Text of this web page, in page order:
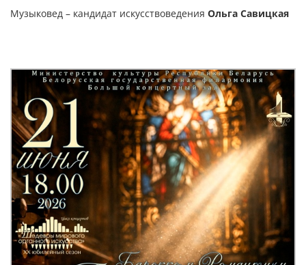
Музыковед – кандидат искусствоведения Ольга Савицкая